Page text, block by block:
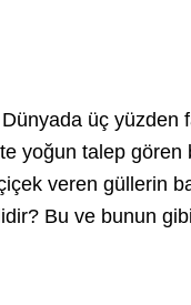
üç yüzden
yoğun talep gören
veren güllerin
Bu ve bunun